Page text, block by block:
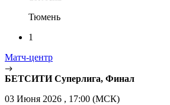
Тюмень
1
Матч-центр
БЕТСИТИ Суперлига, Финал
03 Июня 2026 , 17:00 (МСК)